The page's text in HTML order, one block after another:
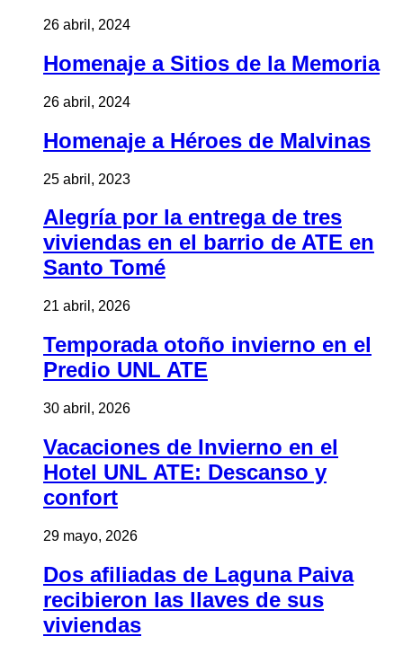
26 abril, 2024
Homenaje a Sitios de la Memoria
26 abril, 2024
Homenaje a Héroes de Malvinas
25 abril, 2023
Alegría por la entrega de tres
viviendas en el barrio de ATE en
Santo Tomé
21 abril, 2026
Temporada otoño invierno en el
Predio UNL ATE
30 abril, 2026
Vacaciones de Invierno en el
Hotel UNL ATE: Descanso y
confort
29 mayo, 2026
Dos afiliadas de Laguna Paiva
recibieron las llaves de sus
viviendas